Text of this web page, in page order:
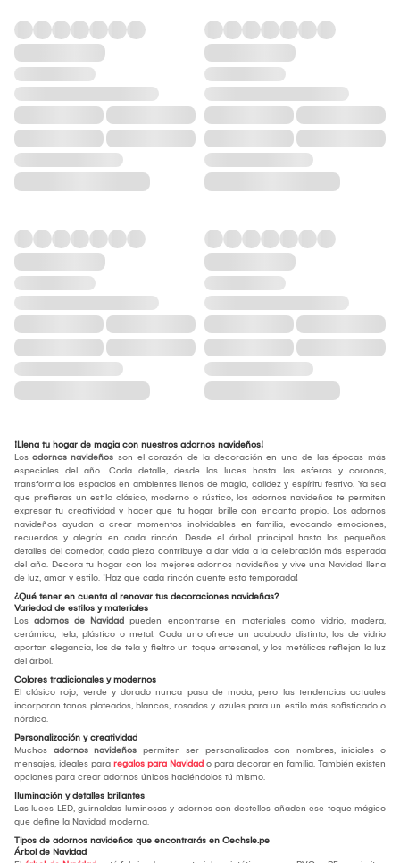
¡Llena tu hogar de magia con nuestros adornos navideños!
Los adornos navideños son el corazón de la decoración en una de las épocas más
especiales del año. Cada detalle, desde las luces hasta las esferas y coronas,
transforma los espacios en ambientes llenos de magia, calidez y espíritu festivo. Ya sea
que prefieras un estilo clásico, moderno o rústico, los adornos navideños te permiten
expresar tu creatividad y hacer que tu hogar brille con encanto propio. Los adornos
navideños ayudan a crear momentos inolvidables en familia, evocando emociones,
recuerdos y alegría en cada rincón. Desde el árbol principal hasta los pequeños
detalles del comedor, cada pieza contribuye a dar vida a la celebración más esperada
del año. Decora tu hogar con los mejores adornos navideños y vive una Navidad llena
de luz, amor y estilo. ¡Haz que cada rincón cuente esta temporada!
¿Qué tener en cuenta al renovar tus decoraciones navideñas?
Variedad de estilos y materiales
Los adornos de Navidad pueden encontrarse en materiales como vidrio, madera,
cerámica, tela, plástico o metal. Cada uno ofrece un acabado distinto, los de vidrio
aportan elegancia, los de tela y fieltro un toque artesanal, y los metálicos reflejan la luz
del árbol.
Colores tradicionales y modernos
El clásico rojo, verde y dorado nunca pasa de moda, pero las tendencias actuales
incorporan tonos plateados, blancos, rosados y azules para un estilo más sofisticado o
nórdico.
Personalización y creatividad
Muchos adornos navideños permiten ser personalizados con nombres, iniciales o
mensajes, ideales para regalos para Navidad o para decorar en familia. También existen
opciones para crear adornos únicos haciéndolos tú mismo.
Iluminación y detalles brillantes
Las luces LED, guirnaldas luminosas y adornos con destellos añaden ese toque mágico
que define la Navidad moderna.
Tipos de adornos navideños que encontrarás en Oechsle.pe
Árbol de Navidad